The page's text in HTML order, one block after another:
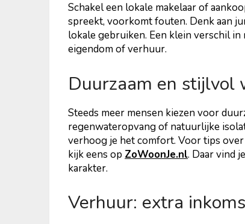
Schakel een lokale makelaar of
spreekt, voorkomt fouten. Denk aan
lokale gebruiken. Een klein verschil
eigendom of verhuur.
Duurzaam en stijlvol
Steeds meer mensen kiezen voor
regenwateropvang of natuurlijke
verhoog je het comfort. Voor tips
kijk eens op ZoWoonJe.nl. Daar vind
karakter.
Verhuur: extra